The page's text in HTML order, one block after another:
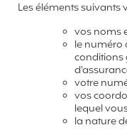
Les éléments suivants
vos noms
le numéro
conditions
votre
vos
lequel
la nature